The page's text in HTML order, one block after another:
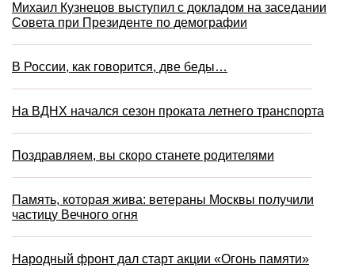
Михаил Кузнецов выступил с докладом на заседании
Совета при Президенте по демографии
В России, как говорится, две беды…
На ВДНХ начался сезон проката летнего транспорта
Поздравляем, вы скоро станете родителями
Память, которая жива: ветераны Москвы получили
частицу Вечного огня
Народный фронт дал старт акции «Огонь памяти»